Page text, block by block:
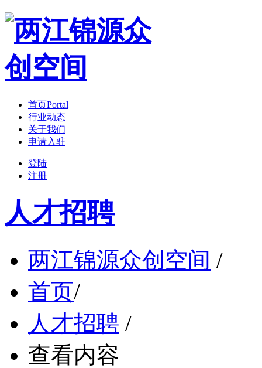
首页Portal
行业动态
关于我们
申请入驻
登陆
注册
人才招聘
两江锦源众创空间 /
首页/
人才招聘 /
查看内容